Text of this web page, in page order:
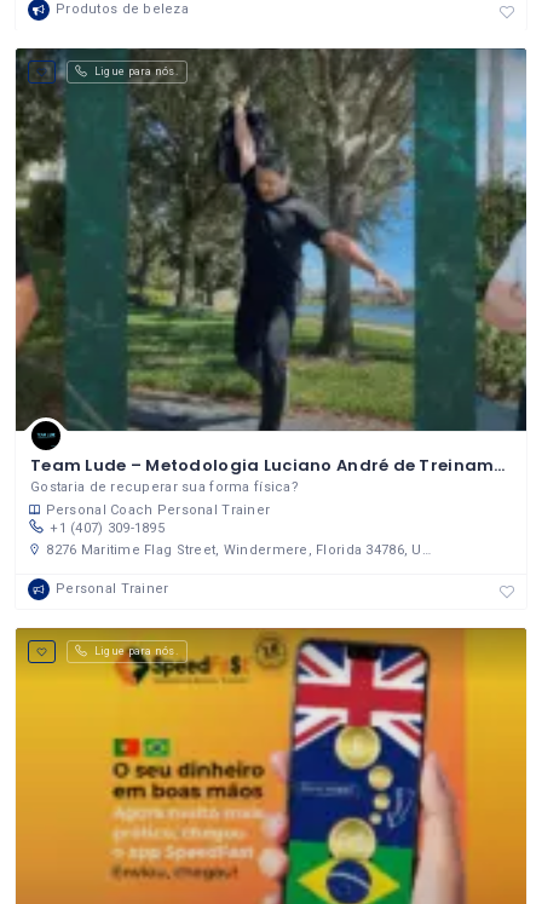
Produtos de beleza
Ligue para nós.
Team Lude – Metodologia Luciano André de Treinamento – Personal Trainer
Gostaria de recuperar sua forma física?
Personal Coach Personal Trainer
+1 (407) 309-1895
8276 Maritime Flag Street, Windermere, Florida 34786, United States
Personal Trainer
Ligue para nós.